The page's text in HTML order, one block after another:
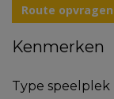
Route opvragen
Kenmerken
Type speelplek